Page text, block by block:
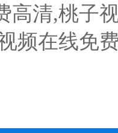
高清,桃子
频在线免